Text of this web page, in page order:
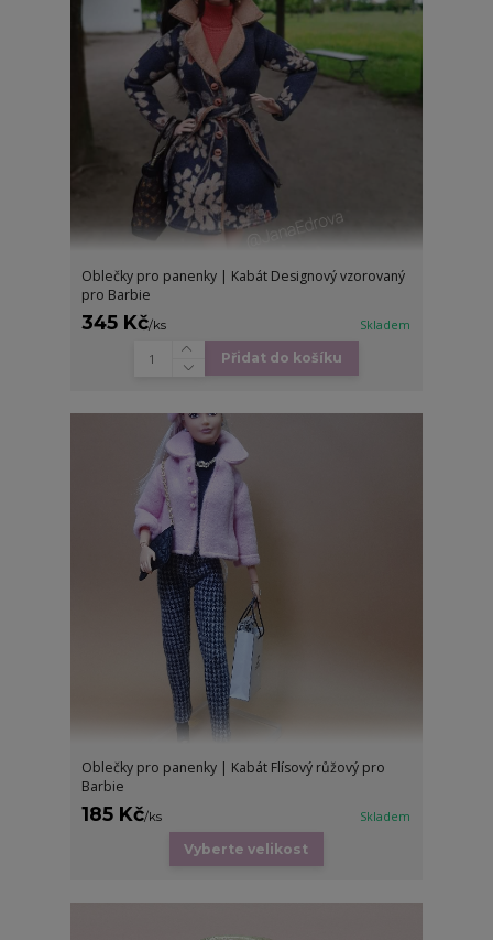
Oblečky pro panenky | Kabát Designový vzorovaný
pro Barbie
345 Kč/ks Skladem
Přidat do košíku
Oblečky pro panenky | Kabát Flísový růžový pro
Barbie
185 Kč/ks Skladem
Vyberte velikost